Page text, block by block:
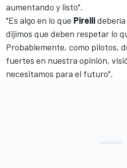
aumentando y listo".
"Es algo en lo que Pirelli
dijimos que deben respetar lo
Probablemente, como pilotos,
fuertes en nuestra opinión,
necesitamos para el futuro".